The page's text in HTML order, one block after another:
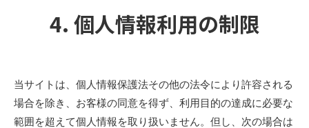
4. 個人情報利用の制限
当サイトは、個人情報保護法その他の法令により許容される
場合を除き、お客様の同意を得ず、利用目的の達成に必要な
範囲を超えて個人情報を取り扱いません。但し、次の場合は